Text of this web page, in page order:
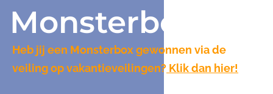
Monsterbox
Heb jij een Monsterbox gewonnen via de
veiling op vakantieveilingen? Klik dan hier!